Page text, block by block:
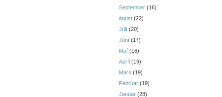
September (16)
ágúst (22)
Júlí (20)
Júní (17)
Maí (16)
Apríl (19)
Mars (19)
Febrúar (19)
Janúar (28)